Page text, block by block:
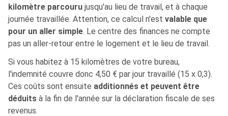
kilomètre parcouru jusqu'au lieu de travail, et à chaque
journée travaillée. Attention, ce calcul n'est valable que
pour un aller simple. Le centre des finances ne compte
pas un aller-retour entre le logement et le lieu de travail.
Si vous habitez à 15 kilomètres de votre bureau,
l'indemnité couvre donc 4,50 € par jour travaillé (15 x 0,3).
Ces coûts sont ensuite additionnés et peuvent être
déduits à la fin de l'année sur la déclaration fiscale de ses
revenus.